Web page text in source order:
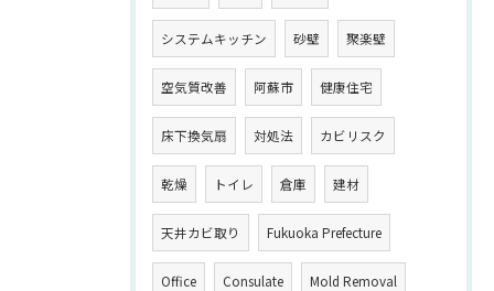
システムキッチン 砂壁 聚楽壁
空気質改善 阿蘇市 健康住宅
床下換気扇 対処法 カビリスク
乾燥 トイレ 倉庫 建材
天井カビ取り Fukuoka Prefecture
Office Consulate Mold Removal